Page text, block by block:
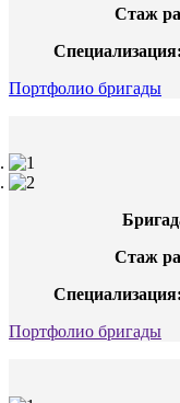
Стаж
Специализация:
Портфолио бригады
Стаж
Специализация:
Портфолио бригады